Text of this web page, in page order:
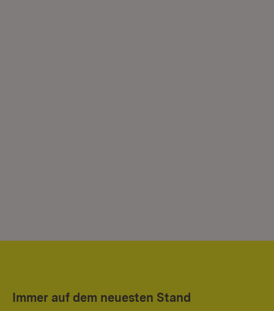
Immer auf dem neuesten Stand